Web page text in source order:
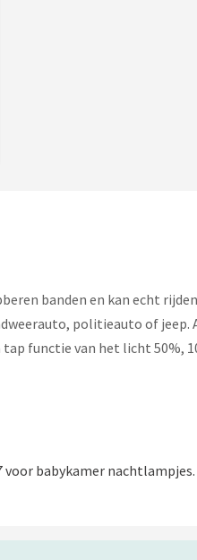
banden en kan echt
politieauto of jeep.
tap functie van het licht 50%,
voor babykamer